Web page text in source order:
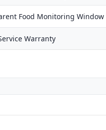
Food Monitoring Window
Warranty